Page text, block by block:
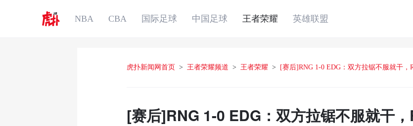
NBA CBA 国际足球 中国足球 王者荣耀 英雄联盟
虎扑新闻网首页 > 王者荣耀频道 > 王者荣耀 > [赛后]RNG 1-0 EDG：双方拉锯不服就干
[赛后]RNG 1-0 EDG：双方拉锯不服就干